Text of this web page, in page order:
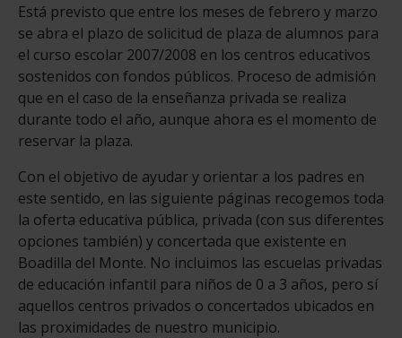
Está previsto que entre los meses de febrero y marzo
se abra el plazo de solicitud de plaza de alumnos para
el curso escolar 2007/2008 en los centros educativos
sostenidos con fondos públicos. Proceso de admisión
que en el caso de la enseñanza privada se realiza
durante todo el año, aunque ahora es el momento de
reservar la plaza.
Con el objetivo de ayudar y orientar a los padres en
este sentido, en las siguiente páginas recogemos toda
la oferta educativa pública, privada (con sus diferentes
opciones también) y concertada que existente en
Boadilla del Monte. No incluimos las escuelas privadas
de educación infantil para niños de 0 a 3 años, pero sí
aquellos centros privados o concertados ubicados en
las proximidades de nuestro municipio.